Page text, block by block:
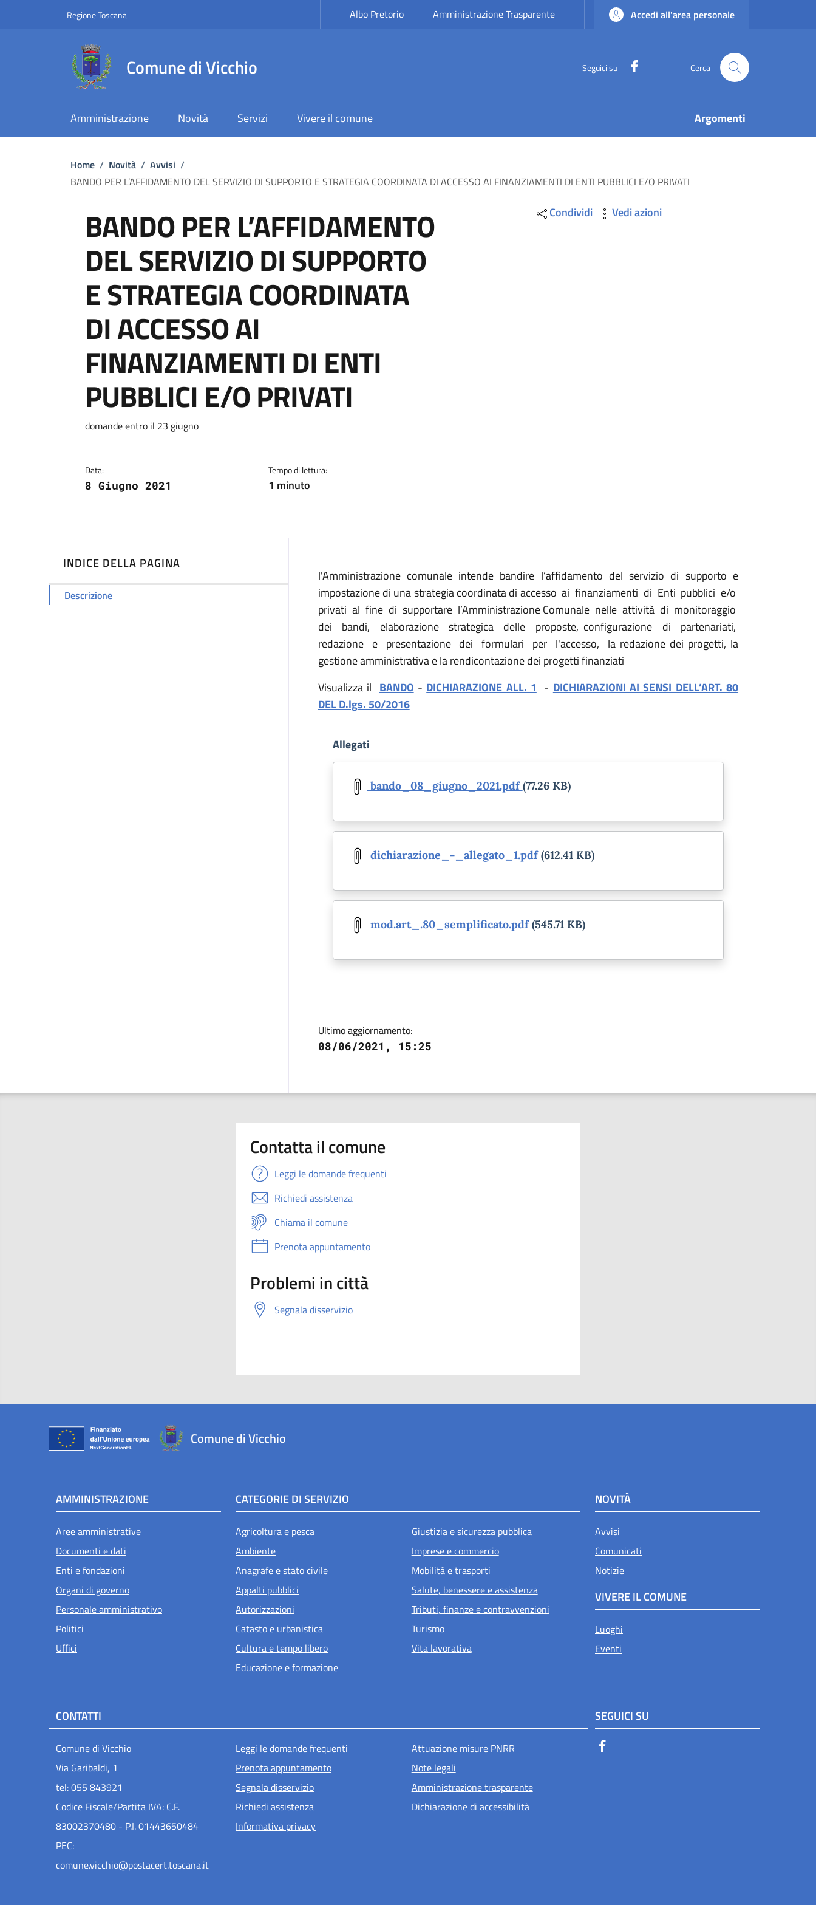
Regione ToscanaSlim top Albo Pretorio Amministrazione Trasparente Accedi all'area personale
Comune di Vicchio Seguici su Cerca
Amministrazione Novità Servizi Vivere il comune Argomenti
Briciole di pane
Home / Novità / Avvisi /
BANDO PER L’AFFIDAMENTO DEL SERVIZIO DI SUPPORTO E STRATEGIA COORDINATA DI ACCESSO AI FINANZIAMENTI DI ENTI PUBBLICI E/O PRIVATI
BANDO PER L’AFFIDAMENTO
DEL SERVIZIO DI SUPPORTO
E STRATEGIA COORDINATA
DI ACCESSO AI
FINANZIAMENTI DI ENTI
PUBBLICI E/O PRIVATI
Dettagli
Descrizione breve
domande entro il 23 giugno
Data:
8 Giugno 2021
Tempo di lettura:
1 minuto
Condividi Vedi azioni
INDICE DELLA PAGINA
Descrizione Descrizione
l'Amministrazione comunale intende bandire l’affidamento del servizio di supporto e
impostazione di una strategia coordinata di accesso ai finanziamenti di Enti pubblici e/o
privati al fine di supportare l’Amministrazione Comunale nelle attività di monitoraggio
dei bandi, elaborazione strategica delle proposte, configurazione di partenariati,
redazione e presentazione dei formulari per l'accesso, la redazione dei progetti, la
gestione amministrativa e la rendicontazione dei progetti finanziati
Visualizza il BANDO - DICHIARAZIONE ALL. 1 - DICHIARAZIONI AI SENSI DELL’ART. 80
DEL D.lgs. 50/2016
Allegati
bando_08_giugno_2021.pdf(77.26 KB)
dichiarazione_-_allegato_1.pdf(612.41 KB)
mod.art_.80_semplificato.pdf(545.71 KB)
Ultimo aggiornamento:
08/06/2021, 15:25
Contatta il comune
Leggi le domande frequenti
Richiedi assistenza
Chiama il comune
Prenota appuntamento
Problemi in città
Segnala disservizio
Comune di Vicchio
AMMINISTRAZIONE
Aree amministrative
Documenti e dati
Enti e fondazioni
Organi di governo
Personale amministrativo
Politici
Uffici
CATEGORIE DI SERVIZIO
Agricoltura e pesca
Ambiente
Anagrafe e stato civile
Appalti pubblici
Autorizzazioni
Catasto e urbanistica
Cultura e tempo libero
Educazione e formazione
Giustizia e sicurezza pubblica
Imprese e commercio
Mobilità e trasporti
Salute, benessere e assistenza
Tributi, finanze e contravvenzioni
Turismo
Vita lavorativa
NOVITÀ
Avvisi
Comunicati
Notizie
VIVERE IL COMUNE
Luoghi
Eventi
CONTATTI
Comune di Vicchio
Via Garibaldi, 1
tel: 055 843921
Codice Fiscale/Partita IVA: C.F.
83002370480 - P.I. 01443650484
PEC:
comune.vicchio@postacert.toscana.it
Menu piè di pagina
Leggi le domande frequenti
Prenota appuntamento
Segnala disservizio
Richiedi assistenza
Informativa privacy
Attuazione misure PNRR
Note legali
Amministrazione trasparente
Dichiarazione di accessibilità
SEGUICI SU